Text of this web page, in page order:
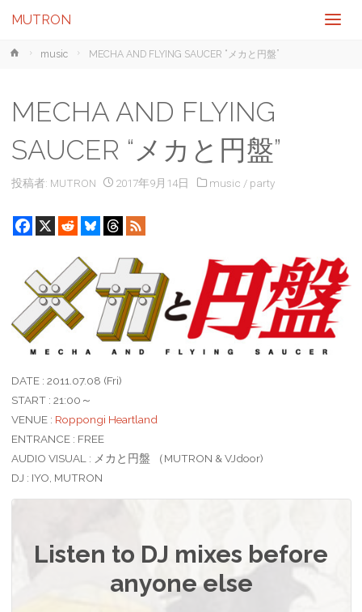
MUTRON
ホ
music MECHA AND FLYING SAUCER “メカと円盤”
MECHA AND FLYING
SAUCER “メカと円盤”
投稿者: MUTRON 2017年9月14日 music / party
DATE : 2011.07.08 (Fri)
START : 21:00～
VENUE : Roppongi Heartland
ENTRANCE : FREE
AUDIO VISUAL : メカと円盤 （MUTRON & VJdoor)
DJ : IYO, MUTRON
Listen to DJ mixes before
anyone else